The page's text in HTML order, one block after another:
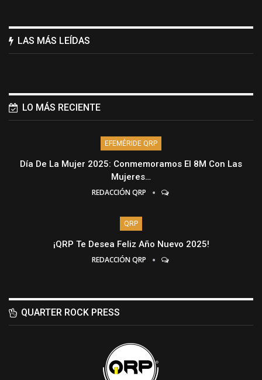
LAS MÁS LEÍDAS
LO MÁS RECIENTE
EFEMÉRIDE QRP
Día De La Mujer 2025: Conmemoramos El 8M Con Las
Mujeres…
REDACCIÓN QRP
QRP
¡QRP Te Desea Feliz Año Nuevo 2025!
REDACCIÓN QRP
QUARTER ROCK PRESS